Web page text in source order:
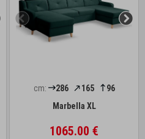
cm: 286 165
96
Marbella XL
1065.00 €